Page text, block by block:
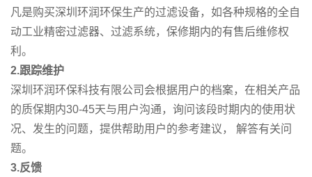
凡是购买深圳环润环保生产的过滤设备，如各种规格的全自
动工业精密过滤器、过滤系统，保修期内的有售后维修权
利。
2.跟踪维护
深圳环润环保科技有限公司会根据用户的档案，在相关产品
的质保期内30-45天与用户沟通，询问该段时期内的使用状
况、发生的问题，提供帮助用户的参考建议， 解答有关问
题。
3.反馈